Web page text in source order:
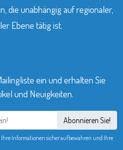
die unabhängig auf regionaler,
Ebene tätig ist.
ein und erhalten Sie
und Neuigkeiten.
Abonnieren Sie!
Ihre Informationen sicher aufbewahren und Ihre